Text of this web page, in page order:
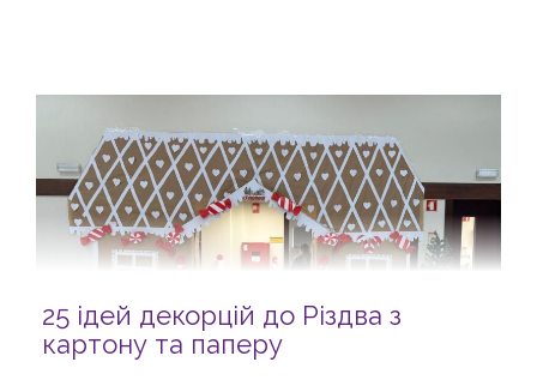
25 ідей декорцій до Різдва з
картону та паперу